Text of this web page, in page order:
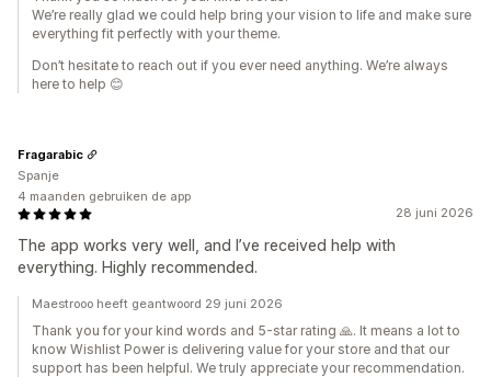
We’re really glad we could help bring your vision to life and make sure
everything fit perfectly with your theme.
Don’t hesitate to reach out if you ever need anything. We’re always
here to help 😊
28 juni 2026
The app works very well, and I’ve received help with
everything. Highly recommended.
Fragarabic
Spanje
4 maanden gebruiken de app
Maestrooo heeft geantwoord 29 juni 2026
Thank you for your kind words and 5-star rating 🙏. It means a lot to
know Wishlist Power is delivering value for your store and that our
support has been helpful. We truly appreciate your recommendation.